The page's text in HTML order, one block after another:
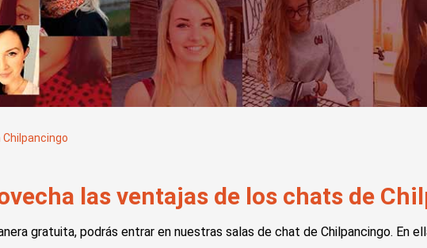
Chilpancingo
las ventajas de los chats de
gratuita, podrás entrar en nuestras salas de chat de Chilpancingo. En